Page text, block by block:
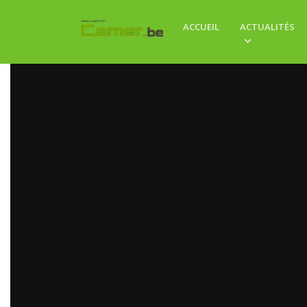
ACCUEIL ACTUALITÉS